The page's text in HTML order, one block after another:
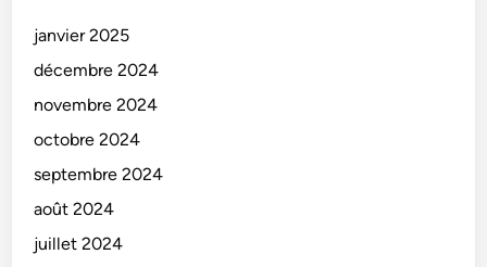
janvier 2025
décembre 2024
novembre 2024
octobre 2024
septembre 2024
août 2024
juillet 2024